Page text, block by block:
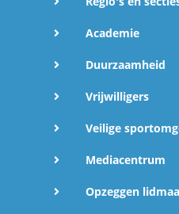
Academie
Duurzaamheid
Vrijwilligers
Veilige
Mediacentrum
Opzeggen